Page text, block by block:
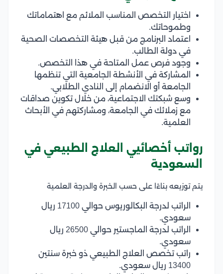
اختيار التخصص المناسب الملائم مع اهتماماتك
وطموحاتك.
اعتماد البرنامج من قبل هيئة التخصصات الصحية
في دولة الطالب.
وجود فرص عمل المتاحة في هذا التخصص.
المشاركة في الأنشطة الجامعية التي تنظمها
الجامعة أو الانضمام إلى النادي الطلابي.
وسع شبكتك الاجتماعية، من خلال تكوين صداقات
مع زملائك في الجامعة، ومشاركتهم في الأبحاث
العلمية.
رواتب أخصائيي العلاج الطبيعي في
السعودية
يتم توزيعه بناءًا على حسب الخبرة والدرجة العلمية
الراتب لدرجة البكالوريوس حوالي 17100 ريال
سعودي.
الراتب لدرجة الماجستير حوالي 26500 ريال
سعودي.
راتب تخصص العلاج الطبيعي ذو خبرة سنتين
13400 ريال سعودي.